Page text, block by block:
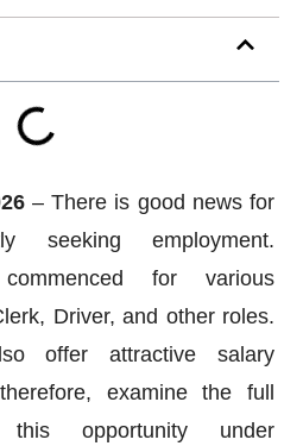
– There is good news for
seeking employment.
for various
Driver, and other roles.
offer attractive salary
examine the full
this opportunity under